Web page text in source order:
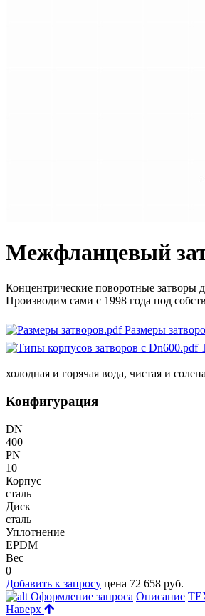
Межфланцевый
Концентрические поворотные затворы
Производим сами с 1998 года под
Размеры
холодная и горячая вода, чистая и
Конфигурация
DN
400
PN
10
Корпус
сталь
Диск
сталь
Уплотнение
EPDM
Вес
0
Добавить к запросу цена 72 658 руб.
Оформление запроса Описание
Наверх